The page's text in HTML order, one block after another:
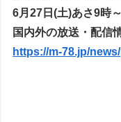
6月27日(土)あさ9時
国内外の放送・配信
https://m-78.jp/